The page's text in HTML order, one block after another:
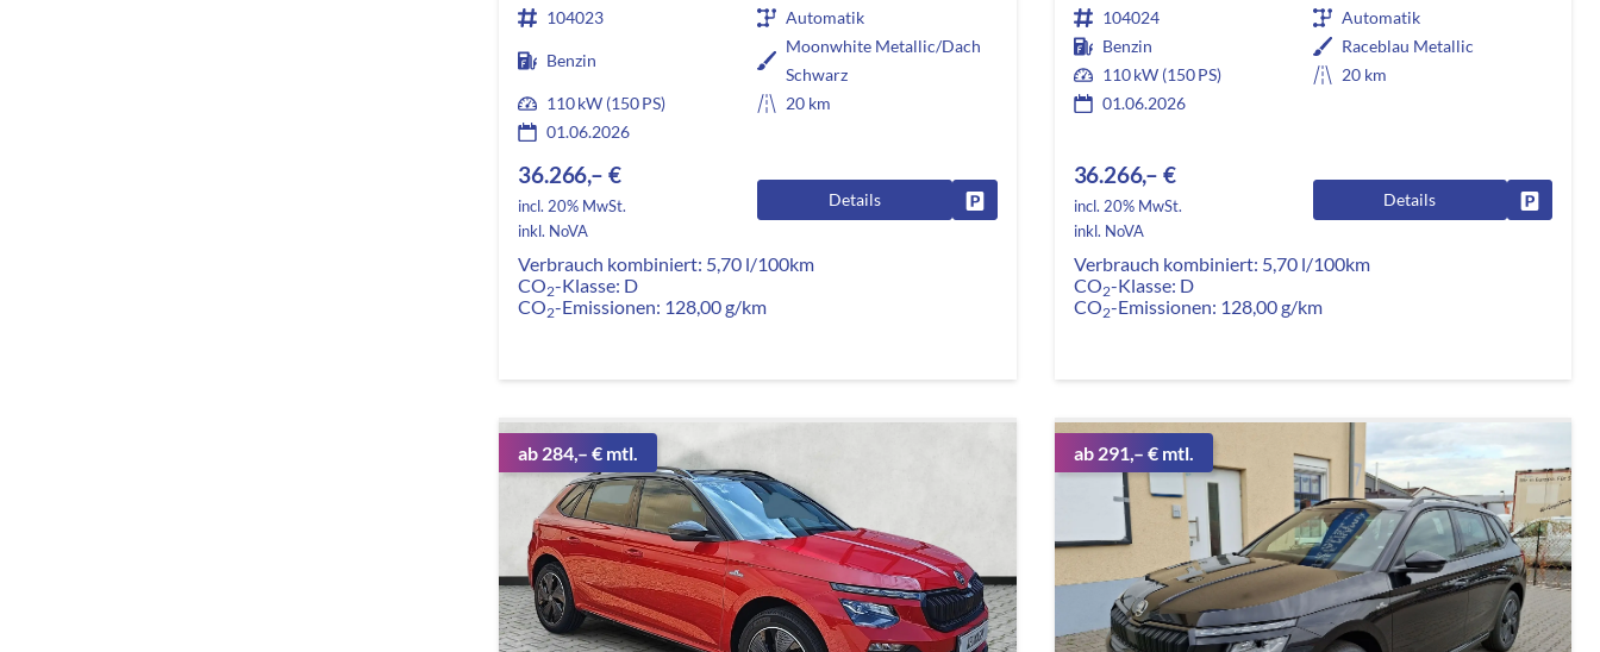
104023 Automatik
Benzin
Moonwhite Metallic/Dach
Schwarz
110 kW (150 PS)
20 km
01.06.2026
36.266,– €
incl. 20% MwSt.
inkl. NoVA
Details Fahrzeug parken
Verbrauch kombiniert: 5,70 l/100km
CO2-Klasse: D
CO2-Emissionen: 128,00 g/km
104024
Automatik
Benzin
Raceblau Metallic
110 kW (150 PS)
20 km
01.06.2026
36.266,– €
incl. 20% MwSt.
inkl. NoVA
Details
Verbrauch kombiniert: 5,70 l/100km
CO2-Klasse: D
CO2-Emissionen: 128,00 g/km
ab 284,– € mtl. ab 291,– € mtl.